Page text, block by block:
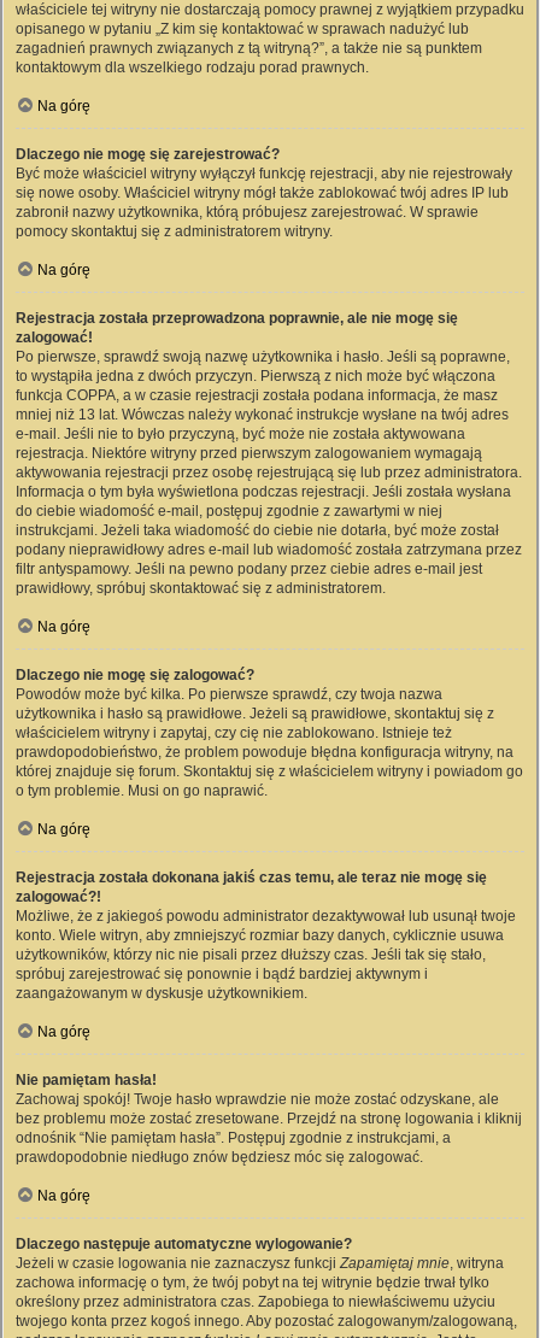
właściciele tej witryny nie dostarczają pomocy prawnej z wyjątkiem przypadku
opisanego w pytaniu „Z kim się kontaktować w sprawach nadużyć lub
zagadnień prawnych związanych z tą witryną?”, a także nie są punktem
kontaktowym dla wszelkiego rodzaju porad prawnych.
Na górę
Dlaczego nie mogę się zarejestrować?
Być może właściciel witryny wyłączył funkcję rejestracji, aby nie rejestrowały
się nowe osoby. Właściciel witryny mógł także zablokować twój adres IP lub
zabronił nazwy użytkownika, którą próbujesz zarejestrować. W sprawie
pomocy skontaktuj się z administratorem witryny.
Na górę
Rejestracja została przeprowadzona poprawnie, ale nie mogę się
zalogować!
Po pierwsze, sprawdź swoją nazwę użytkownika i hasło. Jeśli są poprawne,
to wystąpiła jedna z dwóch przyczyn. Pierwszą z nich może być włączona
funkcja COPPA, a w czasie rejestracji została podana informacja, że masz
mniej niż 13 lat. Wówczas należy wykonać instrukcje wysłane na twój adres
e-mail. Jeśli nie to było przyczyną, być może nie została aktywowana
rejestracja. Niektóre witryny przed pierwszym zalogowaniem wymagają
aktywowania rejestracji przez osobę rejestrującą się lub przez administratora.
Informacja o tym była wyświetlona podczas rejestracji. Jeśli została wysłana
do ciebie wiadomość e-mail, postępuj zgodnie z zawartymi w niej
instrukcjami. Jeżeli taka wiadomość do ciebie nie dotarła, być może został
podany nieprawidłowy adres e-mail lub wiadomość została zatrzymana przez
filtr antyspamowy. Jeśli na pewno podany przez ciebie adres e-mail jest
prawidłowy, spróbuj skontaktować się z administratorem.
Na górę
Dlaczego nie mogę się zalogować?
Powodów może być kilka. Po pierwsze sprawdź, czy twoja nazwa
użytkownika i hasło są prawidłowe. Jeżeli są prawidłowe, skontaktuj się z
właścicielem witryny i zapytaj, czy cię nie zablokowano. Istnieje też
prawdopodobieństwo, że problem powoduje błędna konfiguracja witryny, na
której znajduje się forum. Skontaktuj się z właścicielem witryny i powiadom go
o tym problemie. Musi on go naprawić.
Na górę
Rejestracja została dokonana jakiś czas temu, ale teraz nie mogę się
zalogować?!
Możliwe, że z jakiegoś powodu administrator dezaktywował lub usunął twoje
konto. Wiele witryn, aby zmniejszyć rozmiar bazy danych, cyklicznie usuwa
użytkowników, którzy nic nie pisali przez dłuższy czas. Jeśli tak się stało,
spróbuj zarejestrować się ponownie i bądź bardziej aktywnym i
zaangażowanym w dyskusje użytkownikiem.
Na górę
Nie pamiętam hasła!
Zachowaj spokój! Twoje hasło wprawdzie nie może zostać odzyskane, ale
bez problemu może zostać zresetowane. Przejdź na stronę logowania i kliknij
odnośnik “Nie pamiętam hasła”. Postępuj zgodnie z instrukcjami, a
prawdopodobnie niedługo znów będziesz móc się zalogować.
Na górę
Dlaczego następuje automatyczne wylogowanie?
Jeżeli w czasie logowania nie zaznaczysz funkcjiZapamiętaj mnie, witryna
zachowa informację o tym, że twój pobyt na tej witrynie będzie trwał tylko
określony przez administratora czas. Zapobiega to niewłaściwemu użyciu
twojego konta przez kogoś innego. Aby pozostać zalogowanym/zalogowaną,